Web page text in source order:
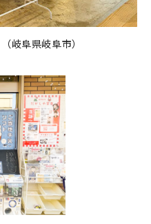
（岐阜県岐阜市）